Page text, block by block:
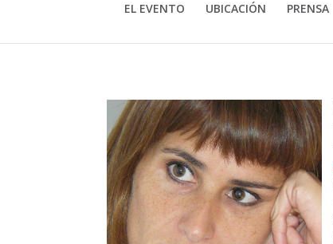
EL EVENTO UBICACIÓN PRENSA